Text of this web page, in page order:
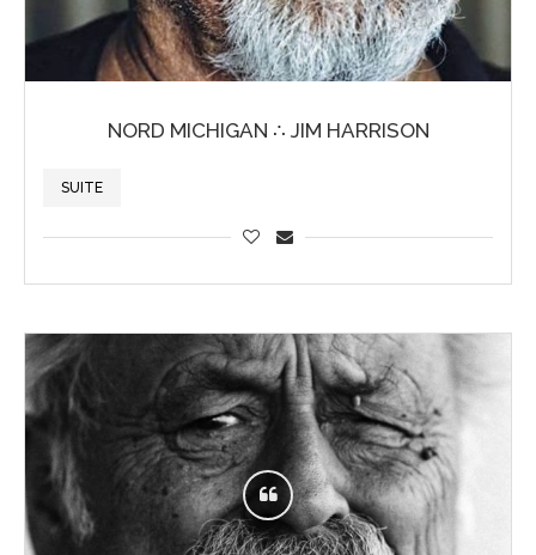
NORD MICHIGAN ∴ JIM HARRISON
SUITE